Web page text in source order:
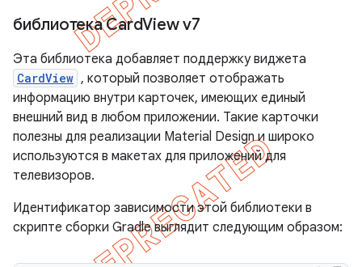
библиотека CardView v7
Эта библиотека добавляет поддержку виджета
CardView , который позволяет отображать
информацию внутри карточек, имеющих единый
внешний вид в любом приложении. Такие карточки
полезны для реализации Material Design и широко
используются в макетах для приложений для
телевизоров.
Идентификатор зависимости этой библиотеки в
скрипте сборки Gradle выглядит следующим образом: